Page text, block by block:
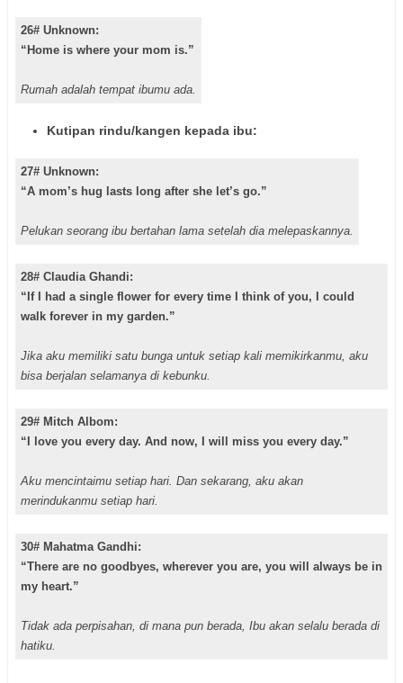
26# Unknown:
“Home is where your mom is.”
Rumah adalah tempat ibumu ada.
Kutipan rindu/kangen kepada ibu:
27# Unknown:
“A mom’s hug lasts long after she let’s go.”
Pelukan seorang ibu bertahan lama setelah dia melepaskannya.
28# Claudia Ghandi:
“If I had a single flower for every time I think of you, I could
walk forever in my garden.”
Jika aku memiliki satu bunga untuk setiap kali memikirkanmu, aku
bisa berjalan selamanya di kebunku.
29# Mitch Albom:
“I love you every day. And now, I will miss you every day.”
Aku mencintaimu setiap hari. Dan sekarang, aku akan
merindukanmu setiap hari.
30# Mahatma Gandhi:
“There are no goodbyes, wherever you are, you will always be in
my heart.”
Tidak ada perpisahan, di mana pun berada, Ibu akan selalu berada di
hatiku.